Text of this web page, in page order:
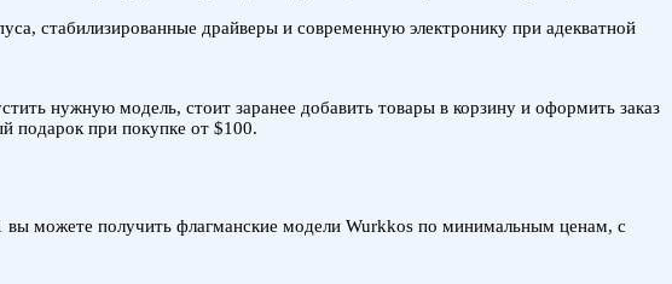
стабилизированные драйверы и современную электронику при адекватной
нужную модель, стоит заранее добавить товары в корзину и оформить заказ
подарок при покупке от $100.
вы можете получить флагманские модели Wurkkos по минимальным ценам, с